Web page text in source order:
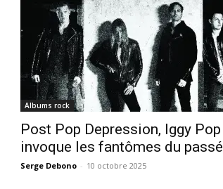
Albums rock
Post Pop Depression, Iggy Pop
invoque les fantômes du passé
Serge Debono - 10 octobre 2025